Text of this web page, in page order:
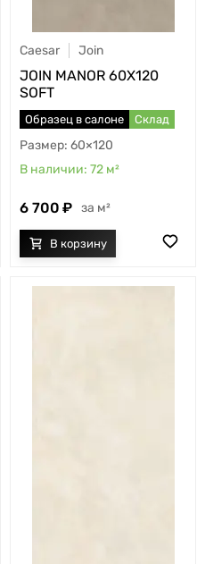
Caesar Join
JOIN MANOR 60X120
SOFT
Образец в салоне Склад
60×120
72 м²
6 700 м²